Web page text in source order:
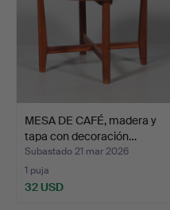
MESA DE CAFÉ, madera y
tapa con decoración…
Subastado 21 mar 2026
1 puja
32 USD